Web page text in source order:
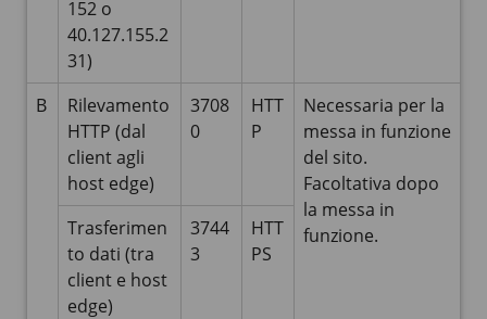
152 o
40.127.155.2
31)
B
Rilevamento
HTTP (dal
client agli
host edge)
3708
0
HTT
P
Necessaria per la
messa in funzione
del sito.
Facoltativa dopo
la messa in
funzione.
Trasferimen
to dati (tra
client e host
edge)
3744
3
HTT
PS